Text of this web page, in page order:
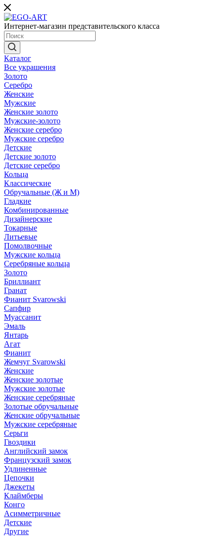
Интернет-магазин представительского класса
Каталог
Все украшения
Золото
Серебро
Женские
Мужские
Женские золото
Мужские-золото
Женские серебро
Мужские серебро
Детские
Детские золото
Детские серебро
Кольца
Классические
Обручальные (Ж и М)
Гладкие
Комбинированные
Дизайнерские
Токарные
Литьевые
Помолвочные
Мужские кольца
Серебряные кольца
Золото
Бриллиант
Гранат
Фианит Svarowski
Сапфир
Муассанит
Эмаль
Янтарь
Агат
Фианит
Жемчуг Svarowski
Женские
Женские золотые
Мужские золотые
Женские серебряные
Золотые обручальные
Женские обручальные
Мужские серебряные
Серьги
Гвоздики
Английский замок
Французский замок
Удлиненные
Цепочки
Джекеты
Клаймберы
Конго
Асимметричные
Детские
Другие